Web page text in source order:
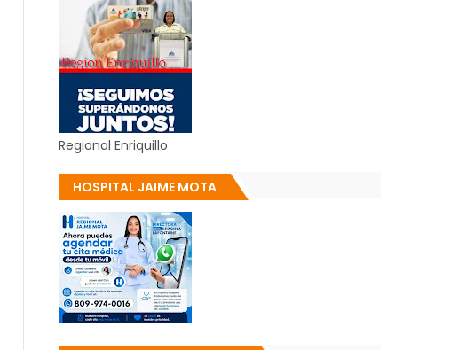
Regional Enriquillo
HOSPITAL JAIME MOTA